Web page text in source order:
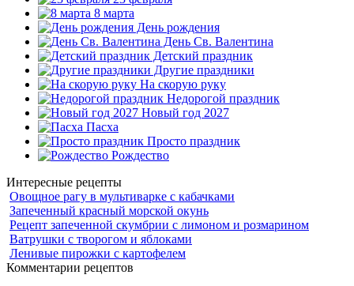
8 марта
День рождения
День Св. Валентина
Детский праздник
Другие праздники
На скорую руку
Недорогой праздник
Новый год 2027
Пасха
Просто праздник
Рождество
Интересные рецепты
Овощное рагу в мультиварке с кабачками
Запеченный красный морской окунь
Рецепт запеченной скумбрии с лимоном и розмарином
Ватрушки с творогом и яблоками
Ленивые пирожки с картофелем
Комментарии рецептов